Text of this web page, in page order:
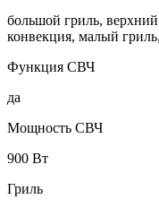
большой гриль,
конвекция, малый
Функция СВЧ
да
Мощность СВЧ
900 Вт
Гриль